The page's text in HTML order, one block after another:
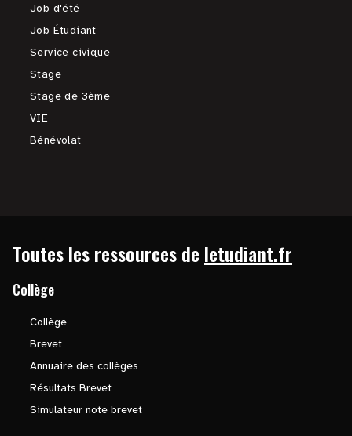
Job d'été
Job Étudiant
Service civique
Stage
Stage de 3ème
VIE
Bénévolat
Toutes les ressources de letudiant.fr
Collège
Collège
Brevet
Annuaire des collèges
Résultats Brevet
Simulateur note brevet